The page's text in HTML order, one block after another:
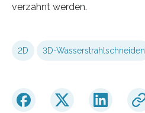
verzahnt werden.
2D 3D-Wasserstrahlschneiden